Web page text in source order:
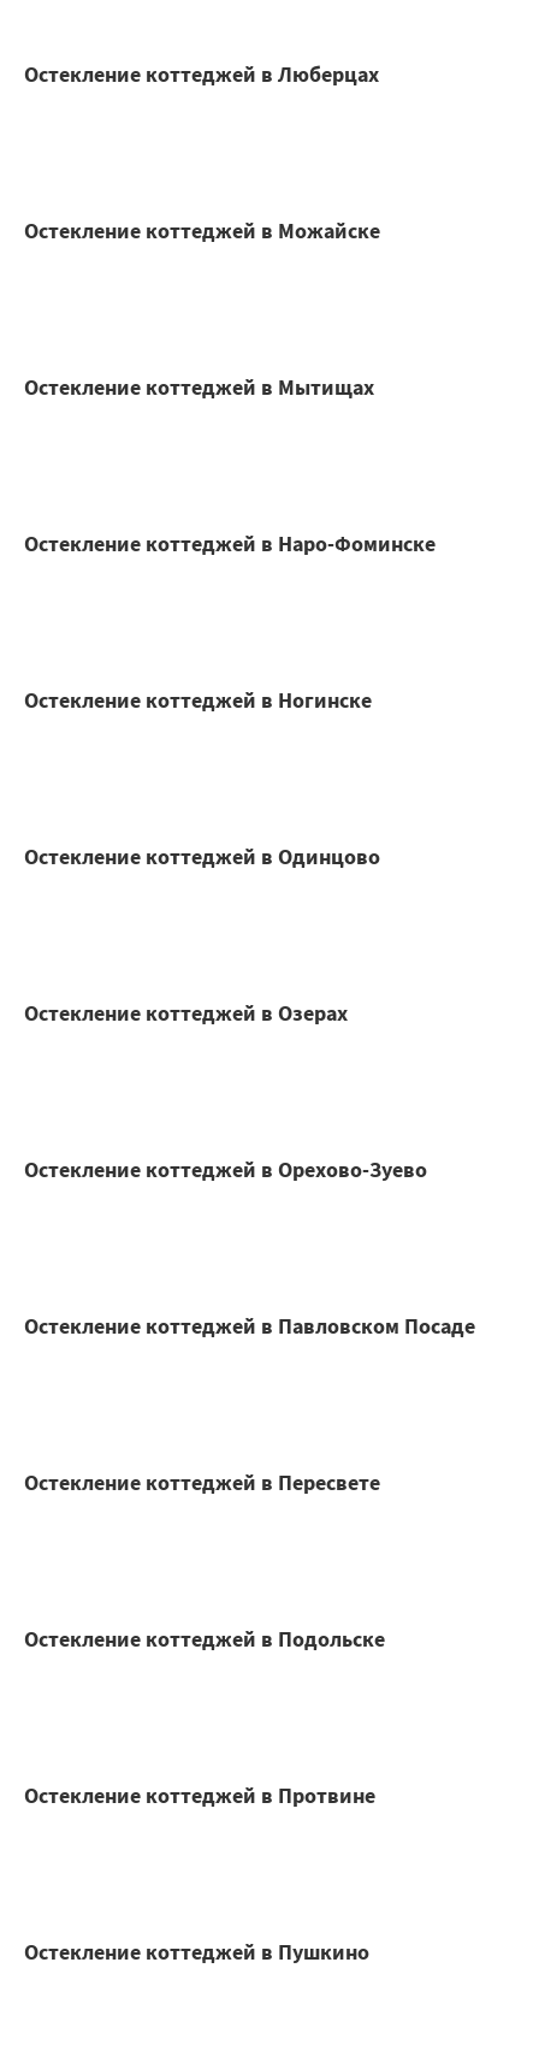
Остекление коттеджей в Люберцах
Остекление коттеджей в Можайске
Остекление коттеджей в Мытищах
Остекление коттеджей в Наро-Фоминске
Остекление коттеджей в Ногинске
Остекление коттеджей в Одинцово
Остекление коттеджей в Озерах
Остекление коттеджей в Орехово-Зуево
Остекление коттеджей в Павловском Посаде
Остекление коттеджей в Пересвете
Остекление коттеджей в Подольске
Остекление коттеджей в Протвине
Остекление коттеджей в Пушкино